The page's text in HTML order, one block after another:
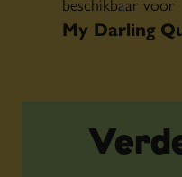
My Darling
deel ook
books,